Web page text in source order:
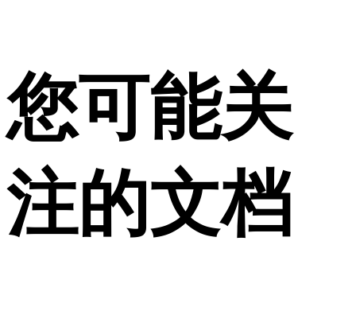
您可能关
注的文档